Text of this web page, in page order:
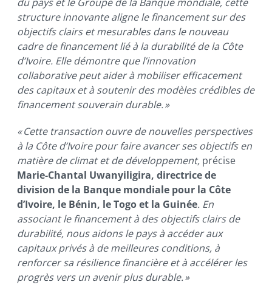
structure innovante aligne le financement sur des
objectifs clairs et mesurables dans le nouveau
cadre de financement lié à la durabilité de la Côte
d’Ivoire. Elle démontre que l’innovation
collaborative peut aider à mobiliser efficacement
des capitaux et à soutenir des modèles crédibles de
financement souverain durable. »
« Cette transaction ouvre de nouvelles perspectives
à la Côte d’Ivoire pour faire avancer ses objectifs en
matière de climat et de développement, précise
Marie-Chantal Uwanyiligira, directrice de
division de la Banque mondiale pour la Côte
d’Ivoire, le Bénin, le Togo et la Guinée. En
associant le financement à des objectifs clairs de
durabilité, nous aidons le pays à accéder aux
capitaux privés à de meilleures conditions, à
renforcer sa résilience financière et à accélérer les
progrès vers un avenir plus durable. »